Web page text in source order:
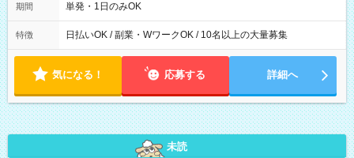
期間 単発・1日のみOK
特徴 日払いOK / 副業・WワークOK / 10名以上の大量募集
気になる！ 応募する 詳細へ
未読